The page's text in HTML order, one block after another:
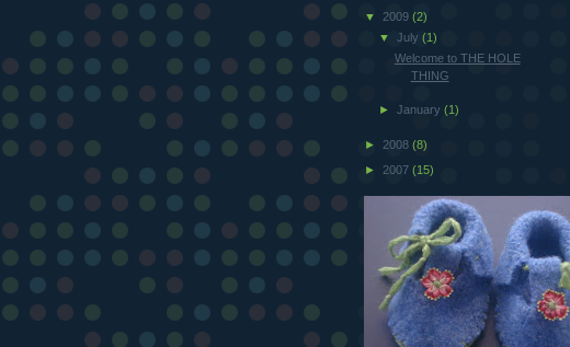
▼ 2009 (2)
▼July(1)
Welcome to THE HOLE
THING
►January(1)
► 2008 (8)
► 2007 (15)